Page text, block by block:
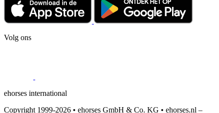
Volg ons
ehorses international
Copyright 1999-2026 • ehorses GmbH & Co. KG • ehorses.nl –